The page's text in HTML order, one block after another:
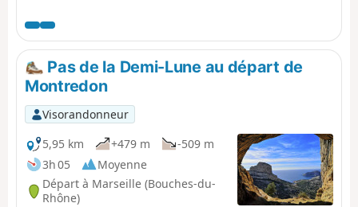
pied sûr, une bonne condition physique et une bonne
utilisation d'un GPS dans certains endroits où le sentier
est moins évident à trouver. Cette randonnée n'est pas
une boucle, elle se fera à l'aide d'une mise en place de
navette entre le parking de Logisson et le parking du Col
de la Gineste. Attention : vous randonnez dans un parc
national, respectez les règles et évitez de sortir des
sentiers. Avant le départ prendre connaissance de la
réglementation de ce parc National Réglementation PN
des Calanques
Pas de la Demi-Lune au départ de
Montredon
Visorandonneur
5,95 km
+479 m
-509 m
3h 05
Moyenne
Départ à Marseille (Bouches-du-
Rhône)